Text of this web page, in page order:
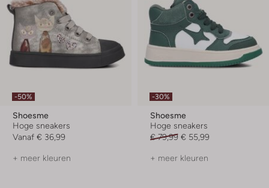
-50%
Shoesme
Hoge sneakers
Vanaf € 36,99
+ meer kleuren
-30%
Shoesme
Hoge sneakers
€ 79,99 € 55,99
+ meer kleuren